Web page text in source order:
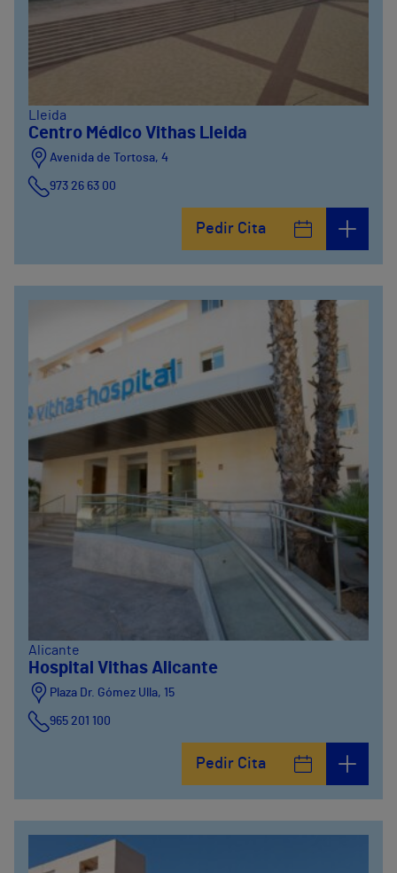
Lleida
Centro Médico Vithas Lleida
Avenida de Tortosa, 4
973 26 63 00
Pedir Cita
Alicante
Hospital Vithas Alicante
Plaza Dr. Gómez Ulla, 15
965 201 100
Pedir Cita